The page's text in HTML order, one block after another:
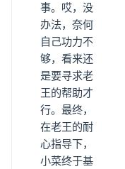
事。哎，没
办法，奈何
自己功力不
够，看来还
是要寻求老
王的帮助才
行。最终，
在老王的耐
心指导下，
小菜终于基